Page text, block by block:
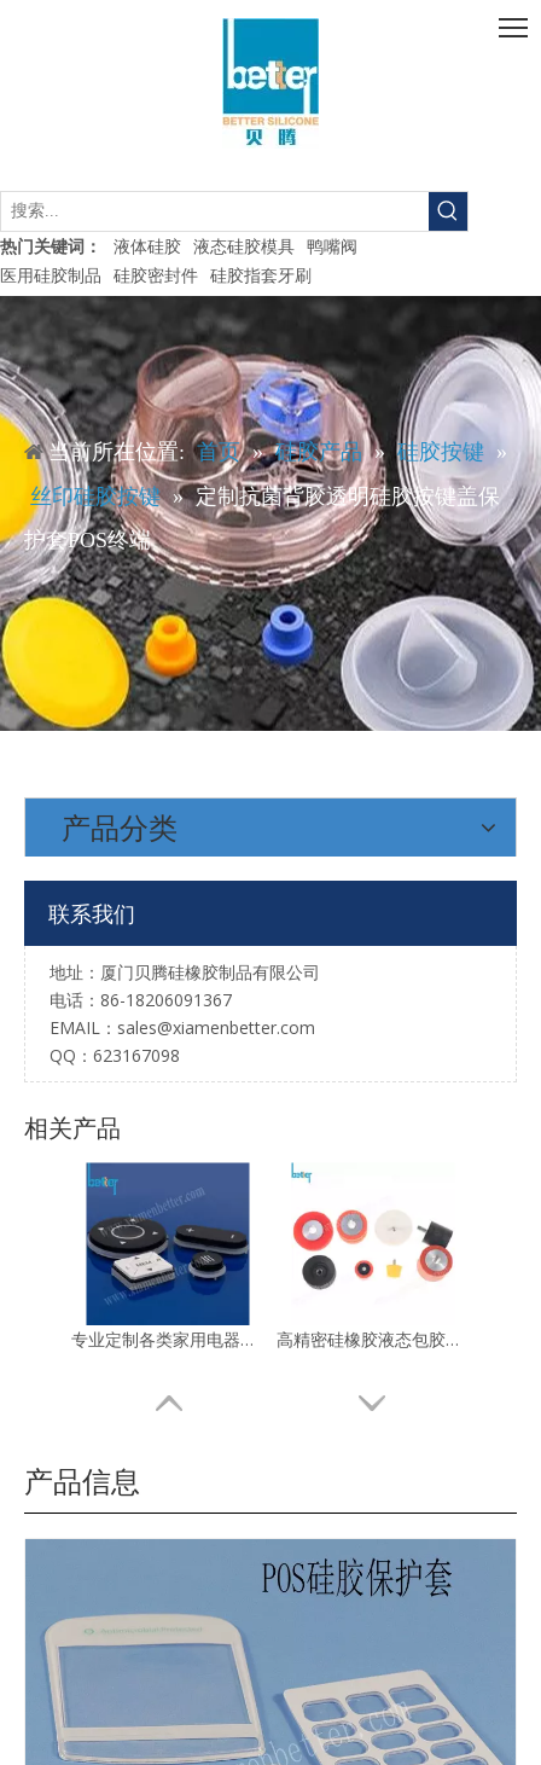
热门关键词： 液体硅胶 液态硅胶模具 鸭嘴阀
医用硅胶制品 硅胶密封件 硅胶指套牙刷
当前所在位置: 首页 » 硅胶产品 » 硅胶按键 »
丝印硅胶按键 » 定制抗菌背胶透明硅胶按键盖保
护套POS终端
产品分类
联系我们
地址：厦门贝腾硅橡胶制品有限公司
电话：86-18206091367
EMAIL： sales@xiamenbetter.com
QQ：623167098
相关产品
专业生产热销遥控器滴胶导电硅胶按键多色成型 镭雕硅胶按键透光图案文字喷漆工艺
镭雕喷涂PU透明透光背光防水弹性好硅胶按键定制 硅胶镭雕按键透光激光镭雕加工p+r
食品级防尘硅橡胶波纹管加阀门内衬伸缩连接软管套垫圈大口径定制 电子数码配件硅胶保护套硅瓶套玻璃管套手机外壳耐高温防滑抗摔厂家定做创意
食品级硅胶镂空保护套瓶套玻璃管套水杯耐高温杯套厂家定制创意
产品信息